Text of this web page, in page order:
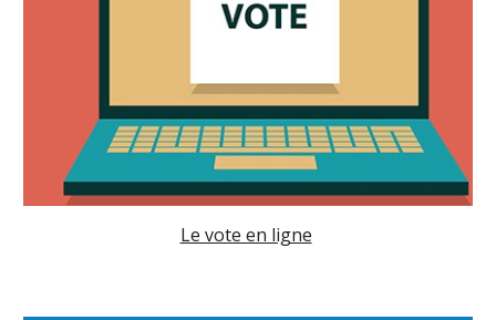
Le vote en ligne